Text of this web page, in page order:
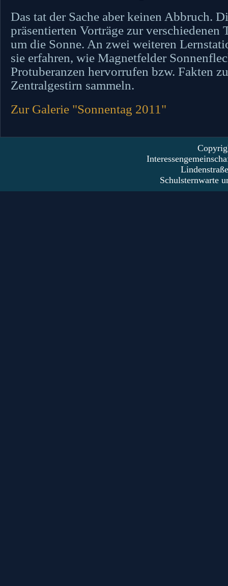
Das tat der Sache aber keinen Abbruch.
präsentierten Vorträge zur verschiedenen
um die Sonne. An zwei weiteren
sie erfahren, wie Magnetfelder
Protuberanzen hervorrufen bzw. Fakten
Zentralgestirn sammeln.
Zur Galerie "Sonnentag 2011"
Schulsternwarte